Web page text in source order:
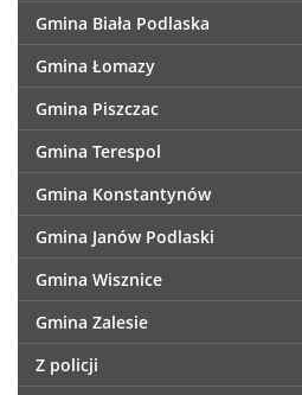
Gmina Biała Podlaska
Gmina Łomazy
Gmina Piszczac
Gmina Terespol
Gmina Konstantynów
Gmina Janów Podlaski
Gmina Wisznice
Gmina Zalesie
Z policji